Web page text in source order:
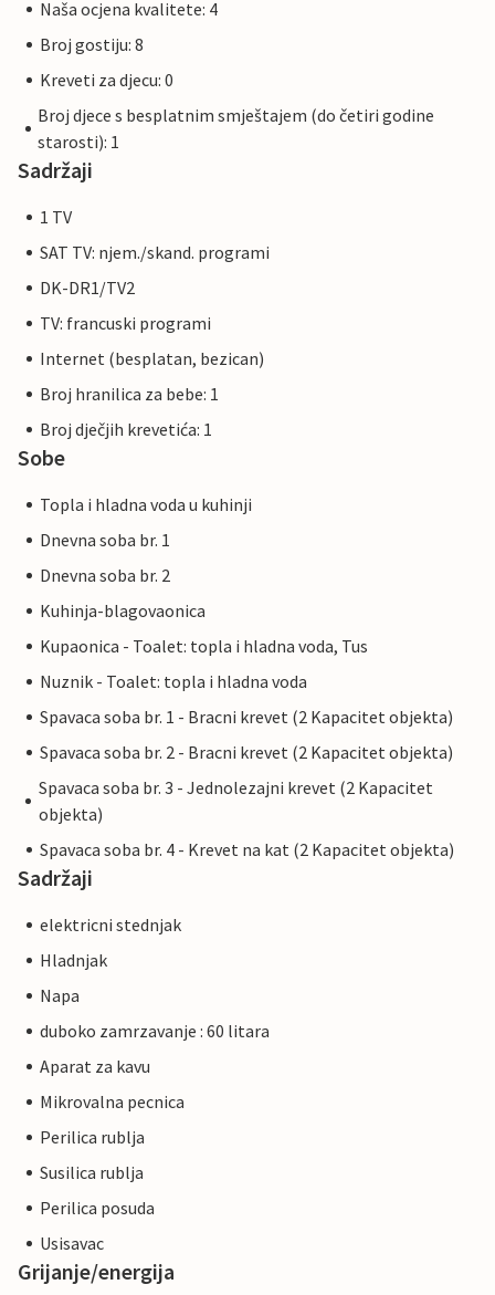
Naša ocjena kvalitete: 4
Broj gostiju: 8
Kreveti za djecu: 0
Broj djece s besplatnim smještajem (do četiri godine
starosti): 1
Sadržaji
1 TV
SAT TV: njem./skand. programi
DK-DR1/TV2
TV: francuski programi
Internet (besplatan, bezican)
Broj hranilica za bebe: 1
Broj dječjih krevetića: 1
Sobe
Topla i hladna voda u kuhinji
Dnevna soba br. 1
Dnevna soba br. 2
Kuhinja-blagovaonica
Kupaonica - Toalet: topla i hladna voda, Tus
Nuznik - Toalet: topla i hladna voda
Spavaca soba br. 1 - Bracni krevet (2 Kapacitet objekta)
Spavaca soba br. 2 - Bracni krevet (2 Kapacitet objekta)
Spavaca soba br. 3 - Jednolezajni krevet (2 Kapacitet
objekta)
Spavaca soba br. 4 - Krevet na kat (2 Kapacitet objekta)
Sadržaji
elektricni stednjak
Hladnjak
Napa
duboko zamrzavanje : 60 litara
Aparat za kavu
Mikrovalna pecnica
Perilica rublja
Susilica rublja
Perilica posuda
Usisavac
Grijanje/energija